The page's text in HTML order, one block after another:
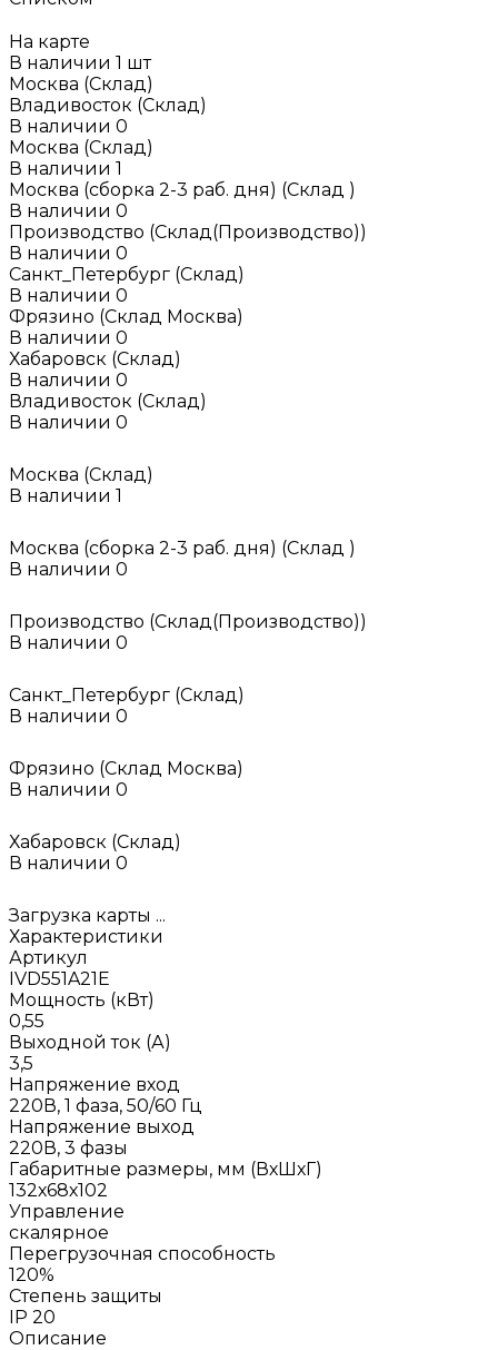
На карте
В наличии 1 шт
Москва (Склад)
Владивосток (Склад)
В наличии 0
Москва (Склад)
В наличии 1
Москва (сборка 2-3 раб. дня) (Склад )
В наличии 0
Производство (Склад(Производство))
В наличии 0
Санкт_Петербург (Склад)
В наличии 0
Фрязино (Склад Москва)
В наличии 0
Хабаровск (Склад)
В наличии 0
Владивосток (Склад)
В наличии 0
Москва (Склад)
В наличии 1
Москва (сборка 2-3 раб. дня) (Склад )
В наличии 0
Производство (Склад(Производство))
В наличии 0
Санкт_Петербург (Склад)
В наличии 0
Фрязино (Склад Москва)
В наличии 0
Хабаровск (Склад)
В наличии 0
Загрузка карты ...
Характеристики
Артикул
IVD551A21E
Мощность (кВт)
0,55
Выходной ток (А)
3,5
Напряжение вход
220В, 1 фаза, 50/60 Гц
Напряжение выход
220В, 3 фазы
Габаритные размеры, мм (ВхШхГ)
132х68х102
Управление
скалярное
Перегрузочная способность
120%
Степень защиты
IP 20
Описание